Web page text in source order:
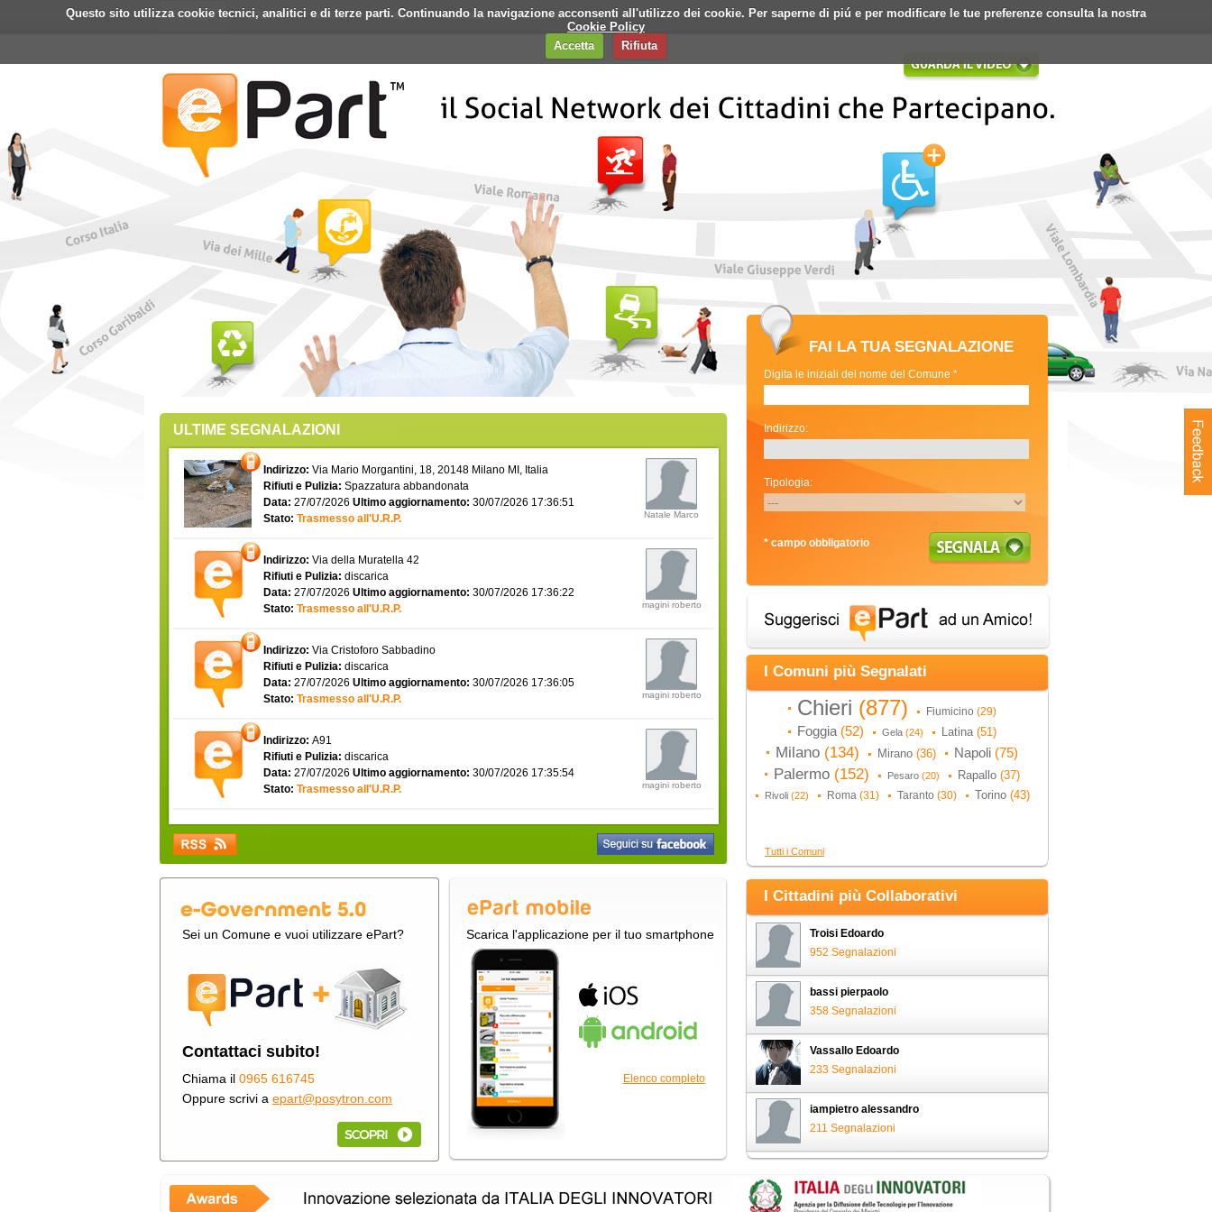
Questo sito utilizza cookie tecnici, analitici e di terze parti. Continuando la navigazione acconsenti all'utilizzo dei cookie. Per saperne di piú e per modificare le tue preferenze consulta la nostra
Cookie Policy
Accetta
Rifiuta
Home ePart Mobile Faq Contatti Banner Login Registrati
ULTIME SEGNALAZIONI
Indirizzo: Via Mario Morgantini, 18, 20148 Milano MI, Italia
Rifiuti e Pulizia: Spazzatura abbandonata
Data: 27/07/2026 Ultimo aggiornamento: 30/07/2026 17:36:51
Stato: Trasmesso all'U.R.P. Natale Marco
Indirizzo: Via della Muratella 42
Rifiuti e Pulizia: discarica
Data: 27/07/2026 Ultimo aggiornamento: 30/07/2026 17:36:22
Stato: Trasmesso all'U.R.P. magini roberto
Indirizzo: Via Cristoforo Sabbadino
Rifiuti e Pulizia: discarica
Data: 27/07/2026 Ultimo aggiornamento: 30/07/2026 17:36:05
Stato: Trasmesso all'U.R.P. magini roberto
Indirizzo: A91
Rifiuti e Pulizia: discarica
Data: 27/07/2026 Ultimo aggiornamento: 30/07/2026 17:35:54
Stato: Trasmesso all'U.R.P. magini roberto
Sei un Comune e vuoi utilizzare ePart?
Contattaci subito!
Chiama il 0965 616745
Oppure scrivi a epart@posytron.com
Scarica l'applicazione per il tuo smartphone
Elenco completo
FAI LA TUA SEGNALAZIONE
Digita le iniziali del nome del Comune *
Indirizzo:
Tipologia:
* campo obbligatorio
I Comuni più Segnalati
Chieri (877) Fiumicino (29)
Foggia (52) Gela (24) Latina (51)
Milano (134) Mirano (36) Napoli (75)
Palermo (152) Pesaro (20) Rapallo (37)
Rivoli (22) Roma (31) Taranto (30) Torino (43)
Tutti i Comuni
I Cittadini più Collaborativi
Troisi Edoardo
952 Segnalazioni
bassi pierpaolo
358 Segnalazioni
Vassallo Edoardo
233 Segnalazioni
iampietro alessandro
211 Segnalazioni